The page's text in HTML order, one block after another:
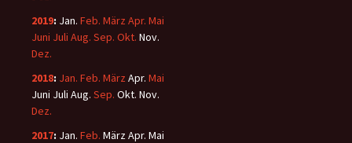
2019: Jan. Feb. März Apr. Mai
Juni Juli Aug. Sep. Okt. Nov.
Dez.
2018: Jan. Feb. März Apr. Mai
Juni Juli Aug. Sep. Okt. Nov.
Dez.
2017: Jan. Feb. MärzApr. Mai